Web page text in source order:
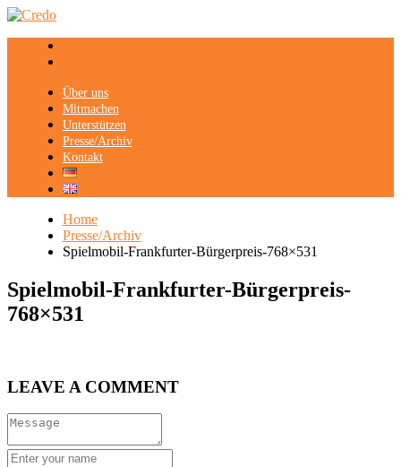
Über uns
Mitmachen
Unterstützen
Presse/Archiv
Kontakt
Home
Presse/Archiv
Spielmobil-Frankfurter-Bürgerpreis-768×531
Spielmobil-Frankfurter-Bürgerpreis-
768×531
LEAVE A COMMENT